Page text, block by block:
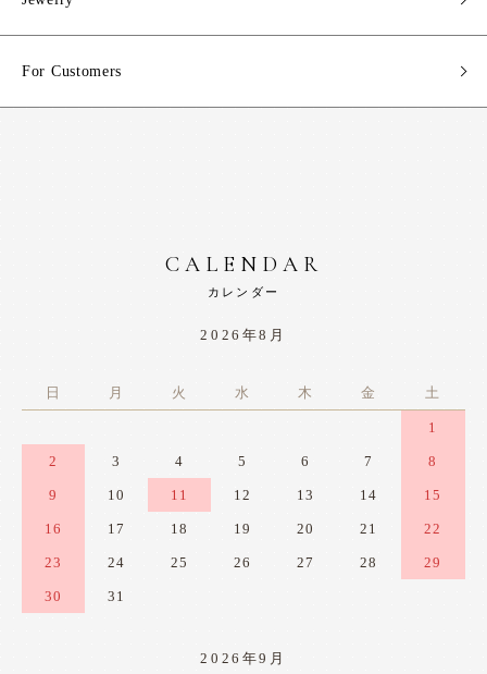
For Customers
CALENDAR
カレンダー
2026年8月
日 月 火 水 木 金 土
1
2 3 4 5 6 7 8
9 10 11 12 13 14 15
16 17 18 19 20 21 22
23 24 25 26 27 28 29
30 31
2026年9月